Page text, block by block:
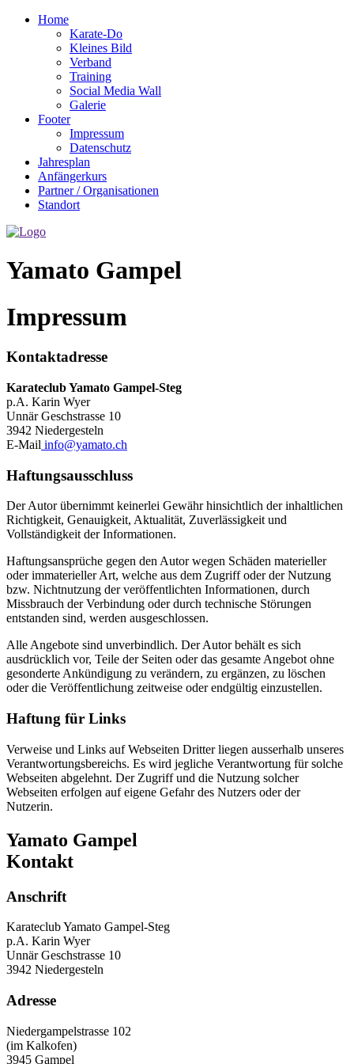
Home
Karate-Do
Kleines Bild
Verband
Training
Social Media Wall
Galerie
Footer
Impressum
Datenschutz
Jahresplan
Anfängerkurs
Partner / Organisationen
Standort
Yamato Gampel
Impressum
Kontaktadresse
Karateclub Yamato Gampel-Steg
p.A. Karin Wyer
Unnär Geschstrasse 10
3942 Niedergesteln
E-Mail info@yamato.ch
Haftungsausschluss
Der Autor übernimmt keinerlei Gewähr hinsichtlich der inhaltlichen
Richtigkeit, Genauigkeit, Aktualität, Zuverlässigkeit und
Vollständigkeit der Informationen.
Haftungsansprüche gegen den Autor wegen Schäden materieller
oder immaterieller Art, welche aus dem Zugriff oder der Nutzung
bzw. Nichtnutzung der veröffentlichten Informationen, durch
Missbrauch der Verbindung oder durch technische Störungen
entstanden sind, werden ausgeschlossen.
Alle Angebote sind unverbindlich. Der Autor behält es sich
ausdrücklich vor, Teile der Seiten oder das gesamte Angebot ohne
gesonderte Ankündigung zu verändern, zu ergänzen, zu löschen
oder die Veröffentlichung zeitweise oder endgültig einzustellen.
Haftung für Links
Verweise und Links auf Webseiten Dritter liegen ausserhalb unseres
Verantwortungsbereichs. Es wird jegliche Verantwortung für solche
Webseiten abgelehnt. Der Zugriff und die Nutzung solcher
Webseiten erfolgen auf eigene Gefahr des Nutzers oder der
Nutzerin.
Yamato Gampel
Kontakt
Anschrift
Karateclub Yamato Gampel-Steg
p.A. Karin Wyer
Unnär Geschstrasse 10
3942 Niedergesteln
Adresse
Niedergampelstrasse 102
(im Kalkofen)
3945 Gampel